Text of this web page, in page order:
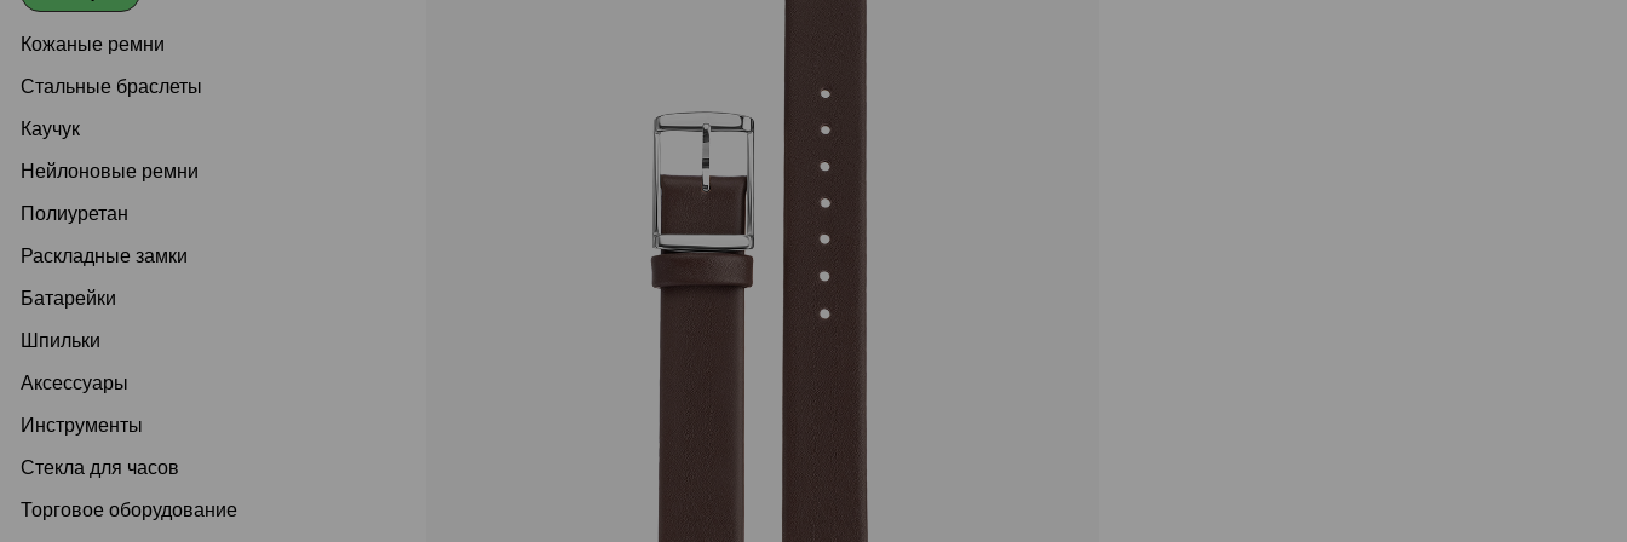
Кожаные ремни
Стальные браслеты
Каучук
Нейлоновые ремни
Полиуретан
Раскладные замки
Батарейки
Шпильки
Аксессуары
Инструменты
Стекла для часов
Торговое оборудование